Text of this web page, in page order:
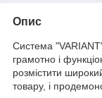
Опис
Система
грамотно і
розмістити
товару, і